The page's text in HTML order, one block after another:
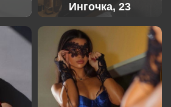
Ингочка, 23